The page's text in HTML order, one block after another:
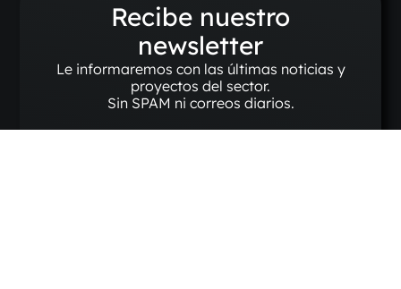
Recibe nuestro
newsletter
Le informaremos con las últimas noticias y
proyectos del sector.
Sin SPAM ni correos diarios.